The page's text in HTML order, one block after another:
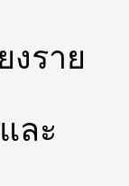
งราย
ละ